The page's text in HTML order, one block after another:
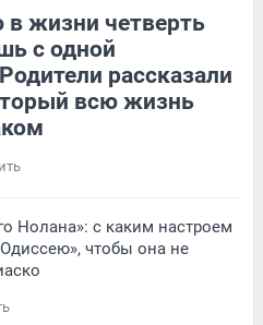
жизни четверть
с одной
рассказали
всю жизнь
Нолана»: с каким настроем
чтобы она не